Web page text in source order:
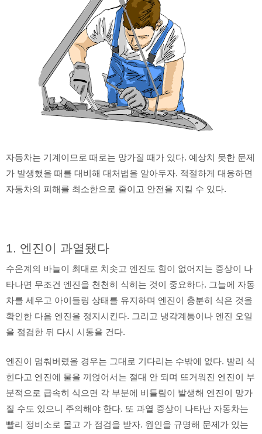
자동차는 기계이므로 때로는 망가질 때가 있다. 예상치 못한 문제
가 발생했을 때를 대비해 대처법을 알아두자. 적절하게 대응하면
자동차의 피해를 최소한으로 줄이고 안전을 지킬 수 있다.
1. 엔진이 과열됐다
수온계의 바늘이 최대로 치솟고 엔진도 힘이 없어지는 증상이 나
타나면 무조건 엔진을 천천히 식히는 것이 중요하다. 그늘에 자동
차를 세우고 아이들링 상태를 유지하며 엔진이 충분히 식은 것을
확인한 다음 엔진을 정지시킨다. 그리고 냉각계통이나 엔진 오일
을 점검한 뒤 다시 시동을 건다.
엔진이 멈춰버렸을 경우는 그대로 기다리는 수밖에 없다. 빨리 식
힌다고 엔진에 물을 끼얹어서는 절대 안 되며 뜨거워진 엔진이 부
분적으로 급속히 식으면 각 부분에 비틀림이 발생해 엔진이 망가
질 수도 있으니 주의해야 한다. 또 과열 증상이 나타난 자동차는
빨리 정비소로 몰고 가 점검을 받자. 원인을 규명해 문제가 있는